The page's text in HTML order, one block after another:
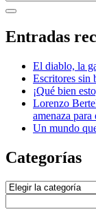
Barra
lateral
abrir
lateral
Entradas
El diablo, la
Escritores sin
¡Qué bien
Lorenzo
amenaza
Un mundo
Categorías
Categorías